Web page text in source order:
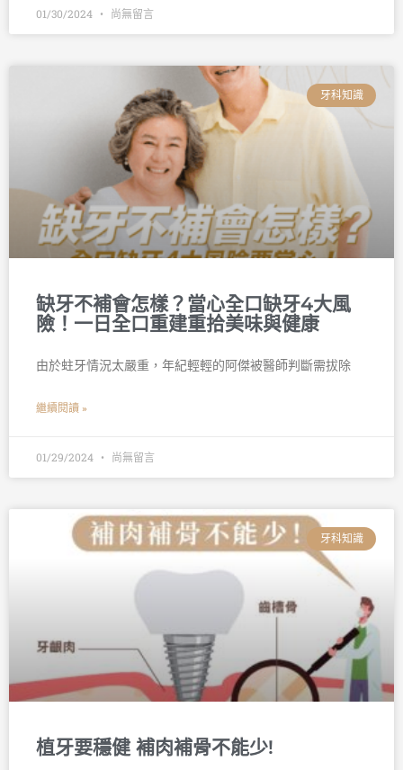
01/30/2024 尚無留言
牙科知識
缺牙不補會怎樣？當心全口缺牙4大風
險！一日全口重建重拾美味與健康
由於蛀牙情況太嚴重，年紀輕輕的阿傑被醫師判斷需拔除
繼續閱讀 »
01/29/2024 尚無留言
牙科知識
植牙要穩健 補肉補骨不能少!